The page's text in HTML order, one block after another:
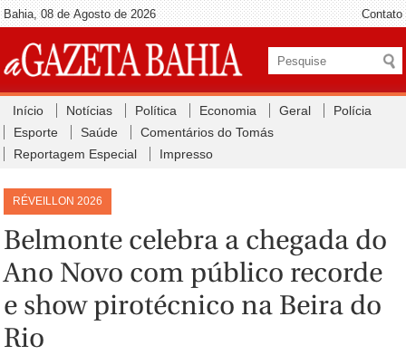
Bahia, 08 de Agosto de 2026 Contato
Início Notícias Política Economia Geral
Polícia
Esporte
Saúde
Comentários do Tomás
Reportagem Especial
Impresso
RÉVEILLON 2026
Belmonte celebra a chegada do
Ano Novo com público recorde
e show pirotécnico na Beira do
Rio